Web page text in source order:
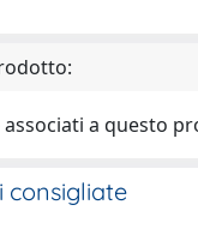
a questo
consigliate